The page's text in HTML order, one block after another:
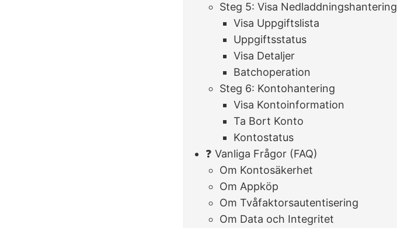
Steg 5: Visa Nedladdningshantering
Visa Uppgiftslista
Uppgiftsstatus
Visa Detaljer
Batchoperation
Steg 6: Kontohantering
Visa Kontoinformation
Ta Bort Konto
Kontostatus
❓ Vanliga Frågor (FAQ)
Om Kontosäkerhet
Om Appköp
Om Tvåfaktorsautentisering
Om Data och Integritet